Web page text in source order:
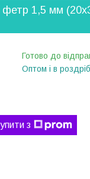
фетр 1,5 мм
Готово до
Оптом і в роздріб
з